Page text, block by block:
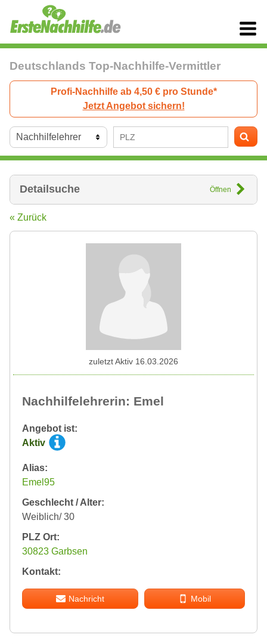
Deutschlands Top-Nachhilfe-Vermittler
Profi-Nachhilfe ab 4,50 € pro Stunde*
Jetzt Angebot sichern!
Detailsuche Öffnen
« Zurück
Nachhilfelehrerin: Emel
Angebot ist:
Aktiv
Alias:
Emel95
Geschlecht / Alter:
Weiblich/ 30
PLZ Ort:
30823 Garbsen
Kontakt:
Nachricht Mobil
zuletzt Aktiv 16.03.2026